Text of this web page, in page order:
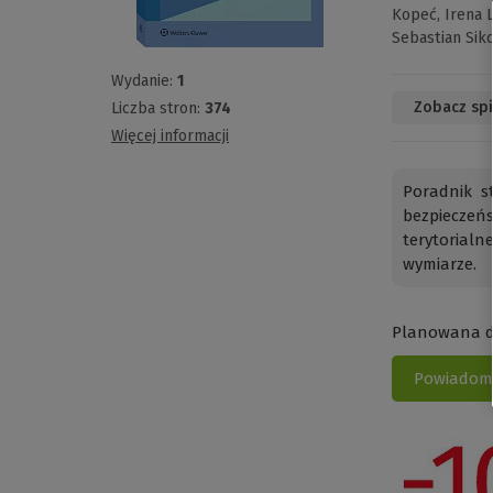
Wydanie: 1
Liczba stron: 374
Więcej informacji
Kopeć, Irena
Sebastian
Zobacz
Poradnik
wymiarze.
Planowana